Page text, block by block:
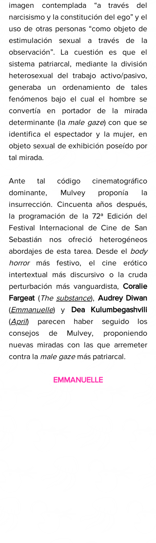
imagen contemplada “a través del
narcisismo y la constitución del ego” y el
uso de otras personas “como objeto de
estimulación sexual a través de la
observación”. La cuestión es que el
sistema patriarcal, mediante la división
heterosexual del trabajo activo/pasivo,
generaba un ordenamiento de tales
fenómenos bajo el cual el hombre se
convertía en portador de la mirada
determinante (la male gaze) con que se
identifica el espectador y la mujer, en
objeto sexual de exhibición poseído por
tal mirada.
Ante tal código cinematográfico
dominante, Mulvey proponía la
insurrección. Cincuenta años después,
la programación de la 72ª Edición del
Festival Internacional de Cine de San
Sebastián nos ofreció heterogéneos
abordajes de esta tarea. Desde el body
horror más festivo, el cine erótico
intertextual más discursivo o la cruda
perturbación más vanguardista, Coralie
Fargeat (The substance), Audrey Diwan
(Emmanuelle) y Dea Kulumbegashvili
(April) parecen haber seguido los
consejos de Mulvey, proponiendo
nuevas miradas con las que arremeter
contra la male gaze más patriarcal.
EMMANUELLE